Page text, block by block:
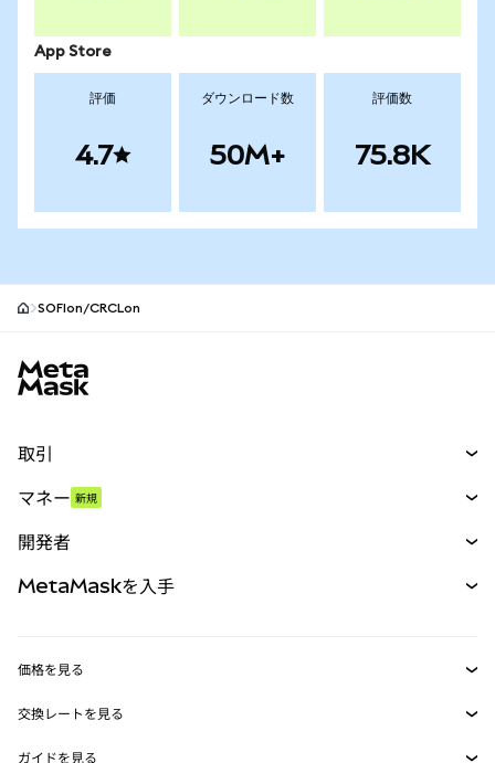
App Store
評価
4.7
ダウンロード数
50M+
評価数
75.8K
SOFIon/CRCLon
取引
パーペチュアル
RWA
マネー 新規
開発者
MetaMask Connect
MetaMaskを入手
価格を見る
イーサリアムの価格
Solanaの価格
交換レートを見る
ガイドを見る